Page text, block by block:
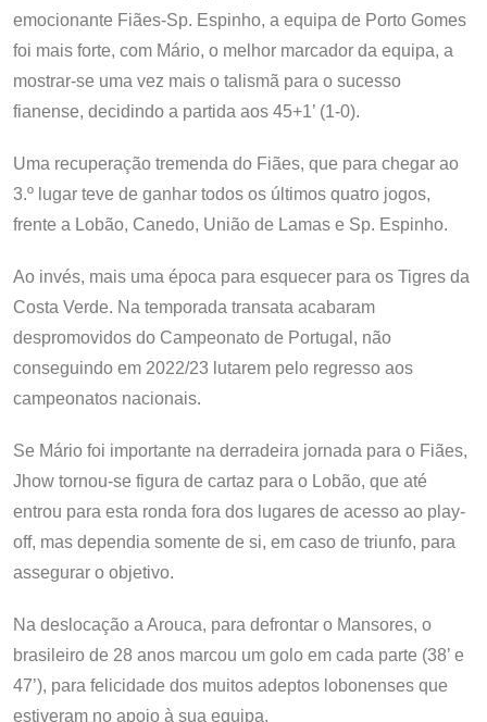
emocionante Fiães-Sp. Espinho, a equipa de Porto Gomes
foi mais forte, com Mário, o melhor marcador da equipa, a
mostrar-se uma vez mais o talismã para o sucesso
fianense, decidindo a partida aos 45+1’ (1-0).
Uma recuperação tremenda do Fiães, que para chegar ao
3.º lugar teve de ganhar todos os últimos quatro jogos,
frente a Lobão, Canedo, União de Lamas e Sp. Espinho.
Ao invés, mais uma época para esquecer para os Tigres da
Costa Verde. Na temporada transata acabaram
despromovidos do Campeonato de Portugal, não
conseguindo em 2022/23 lutarem pelo regresso aos
campeonatos nacionais.
Se Mário foi importante na derradeira jornada para o Fiães,
Jhow tornou-se figura de cartaz para o Lobão, que até
entrou para esta ronda fora dos lugares de acesso ao play-
off, mas dependia somente de si, em caso de triunfo, para
assegurar o objetivo.
Na deslocação a Arouca, para defrontar o Mansores, o
brasileiro de 28 anos marcou um golo em cada parte (38’ e
47’), para felicidade dos muitos adeptos lobonenses que
estiveram no apoio à sua equipa.